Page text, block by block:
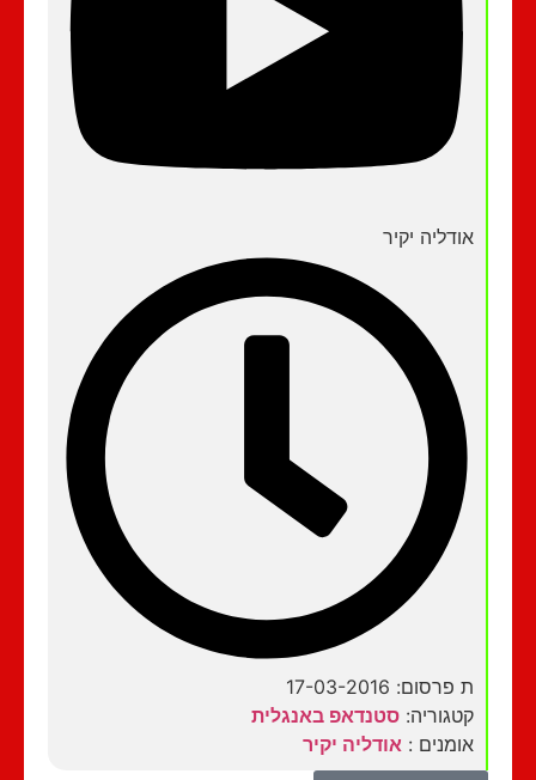
אודליה יקיר
ת פרסום: 17-03-2016
קטגוריה:סטנדאפ באנגלית
אומנים :אודליה יקיר